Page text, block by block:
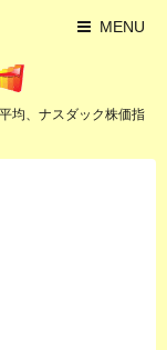
MENU
均、ナスダック株価指